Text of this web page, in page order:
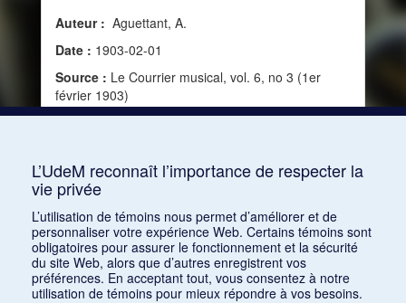
Auteur : Aguettant, A.
Date : 1903-02-01
Source : Le Courrier musical, vol. 6, no 3 (1er
février 1903)
L’UdeM reconnaît l’importance de respecter la
vie privée
L’utilisation de témoins nous permet d’améliorer et de
personnaliser votre expérience Web. Certains témoins sont
obligatoires pour assurer le fonctionnement et la sécurité
du site Web, alors que d’autres enregistrent vos
préférences. En acceptant tout, vous consentez à notre
utilisation de témoins pour mieux répondre à vos besoins.